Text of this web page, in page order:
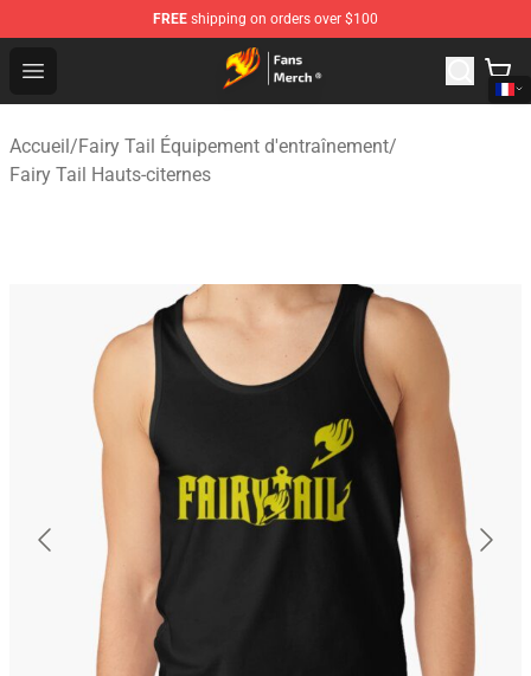
FREE shipping on orders over $100
Open menu
Fairy Tail Store - Official Fairy Tail Merchandise Shop
Accueil/Fairy Tail Équipement d'entraînement/
Fairy Tail Hauts-citernes